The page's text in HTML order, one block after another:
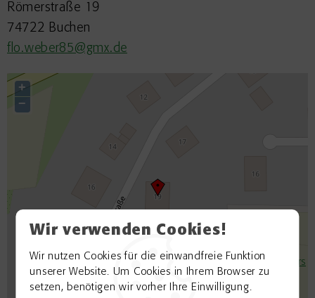
Wir verwenden Cookies!
Wir nutzen Cookies für die einwandfreie Funktion
unserer Website. Um Cookies in Ihrem Browser zu
setzen, benötigen wir vorher Ihre Einwilligung.
Römerstraße 19
74722 Buchen
flo.weber85@gmx.de
+
−
© OpenStreetMap contributors